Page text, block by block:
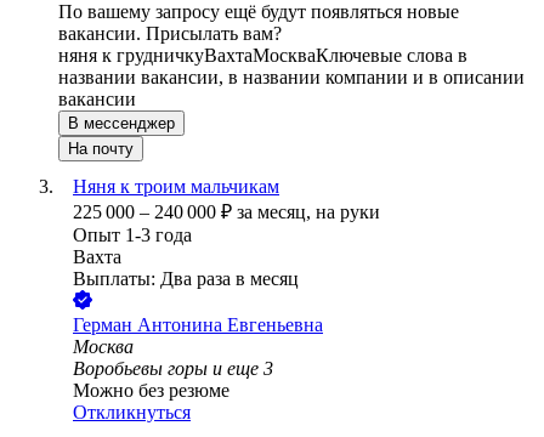
По вашему запросу ещё будут появляться новые
вакансии. Присылать вам?
няня к грудничкуВахтаМоскваКлючевые слова в
названии вакансии, в названии компании и в описании
вакансии
В мессенджер
На почту
Няня к троим мальчикам
225 000 – 240 000 ₽ за месяц, на руки
Опыт 1-3 года
Вахта
Выплаты: Два раза в месяц
Герман Антонина Евгеньевна
Москва
Воробьевы горы и еще 3
Можно без резюме
Откликнуться